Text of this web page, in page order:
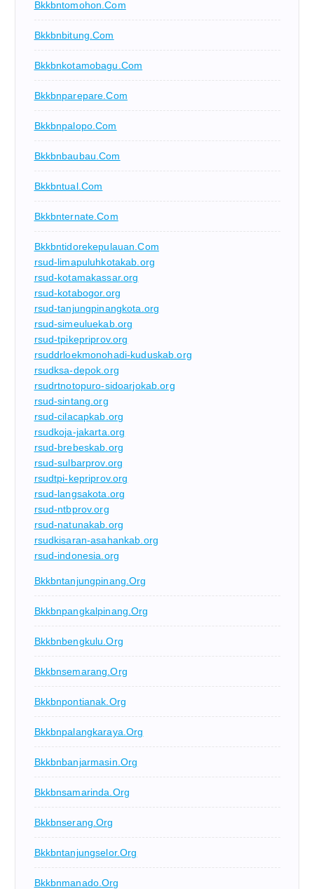
Bkkbntomohon.com
Bkkbnbitung.com
Bkkbnkotamobagu.com
Bkkbnparepare.com
Bkkbnpalopo.com
Bkkbnbaubau.com
Bkkbntual.com
Bkkbnternate.com
Bkkbntidorekepulauan.com
rsud-limapuluhkotakab.org
rsud-kotamakassar.org
rsud-kotabogor.org
rsud-tanjungpinangkota.org
rsud-simeuluekab.org
rsud-tpikepriprov.org
rsuddrloekmonohadi-kuduskab.org
rsudksa-depok.org
rsudrtnotopuro-sidoarjokab.org
rsud-sintang.org
rsud-cilacapkab.org
rsudkoja-jakarta.org
rsud-brebeskab.org
rsud-sulbarprov.org
rsudtpi-kepriprov.org
rsud-langsakota.org
rsud-ntbprov.org
rsud-natunakab.org
rsudkisaran-asahankab.org
rsud-indonesia.org
Bkkbntanjungpinang.org
Bkkbnpangkalpinang.org
Bkkbnbengkulu.org
Bkkbnsemarang.org
Bkkbnpontianak.org
Bkkbnpalangkaraya.org
Bkkbnbanjarmasin.org
Bkkbnsamarinda.org
Bkkbnserang.org
Bkkbntanjungselor.org
Bkkbnmanado.org